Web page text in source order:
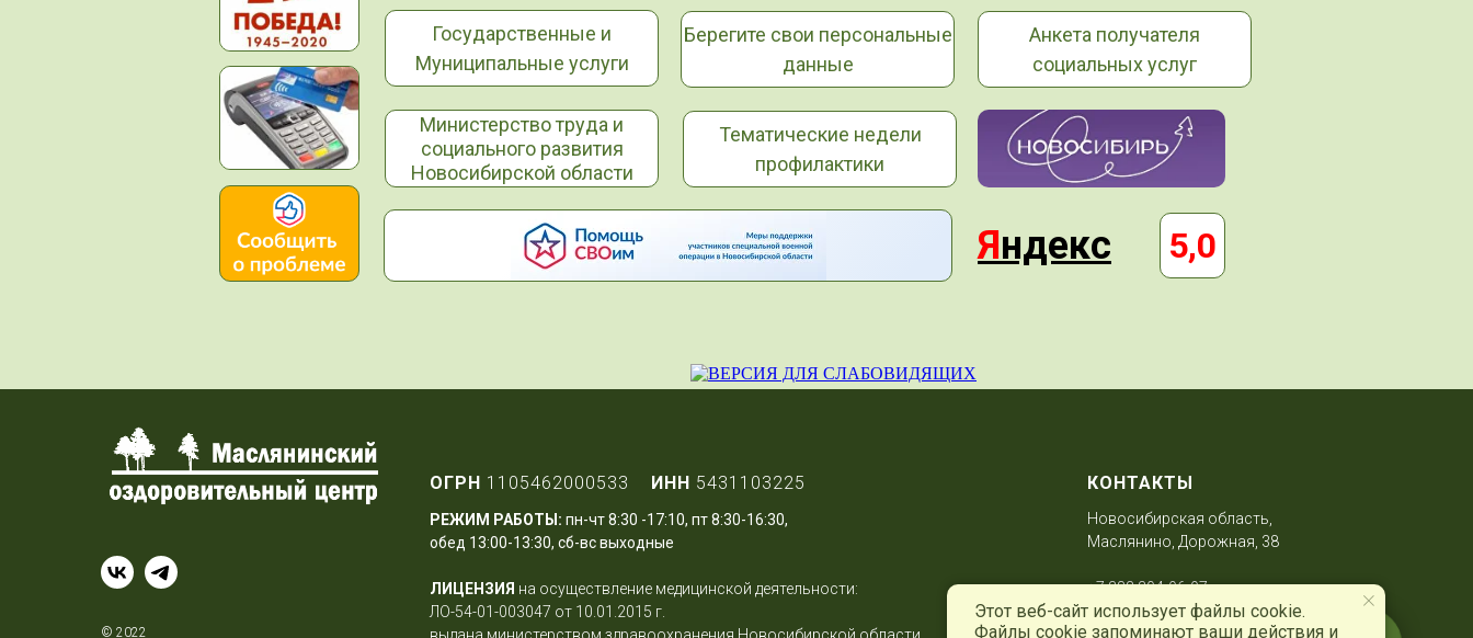
Государственные и
Муниципальные услуги
Берегите свои персональные
данные
Анкета получателя
социальных услуг
Министерство труда и
социального развития
Новосибирской области
5,0
Яндекс
Тематические недели
профилактики
Этот веб-сайт использует файлы cookie.
Файлы cookie запоминают ваши действия и
ОГРН 1105462000533
РЕЖИМ РАБОТЫ: пн-чт 8:30 -17:10, пт 8:30-16:30,
обед 13:00-13:30, сб-вс выходные
ЛИЦЕНЗИЯ на осуществление медицинской деятельности:
ЛО-54-01-003047 от 10.01.2015 г.
ИНН 5431103225 КОНТАКТЫ
Новосибирская область,
Маслянино, Дорожная, 38
+7 383 304-96-97
centrmsl@nso.ru
© 2022